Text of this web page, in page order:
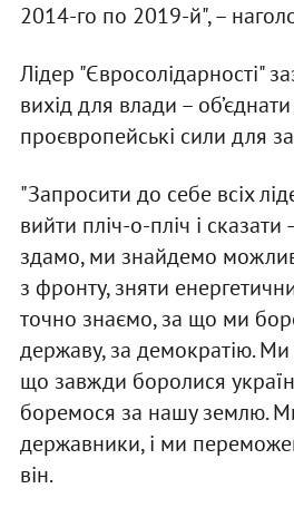
2014-го по 2019-й", –
Лідер "Євросолідарності"
вихід для влади –
проєвропейські сили для
"Запросити до себе всіх
вийти пліч-о-пліч і
здамо, ми знайдемо
з фронту, зняти
точно знаємо, за що ми
державу, за демократію.
що завжди боролися
боремося за нашу землю.
державники, і ми
він.